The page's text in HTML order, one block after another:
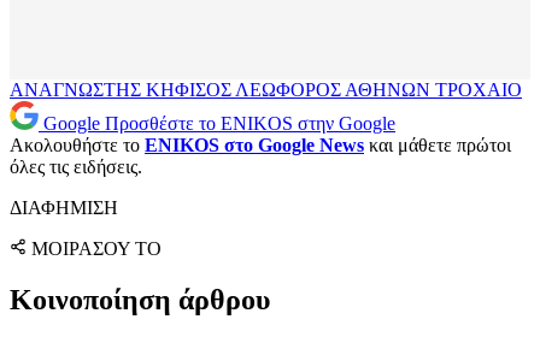
ΑΝΑΓΝΩΣΤΗΣ ΚΗΦΙΣΟΣ ΛΕΩΦΟΡΟΣ ΑΘΗΝΩΝ ΤΡΟΧΑΙΟ
Google Προσθέστε το ENIKOS στην Google
Ακολουθήστε το ENIKOS στο Google News και μάθετε πρώτοι
όλες τις ειδήσεις.
ΔΙΑΦΗΜΙΣΗ
ΜΟΙΡΑΣΟΥ ΤΟ
Κοινοποίηση άρθρου